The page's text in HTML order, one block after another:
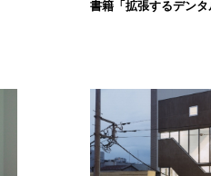
書籍「拡張するデン